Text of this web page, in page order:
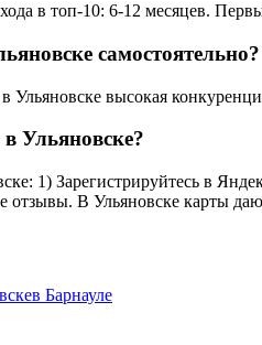
в топ-10: 6-12 месяцев.
самостоятельно?
Ульяновске высокая
Ульяновске?
1) Зарегистрируйтесь в
отзывы. В Ульяновске карты
в Барнауле